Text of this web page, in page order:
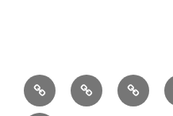
AttualitàCronacaPolitica